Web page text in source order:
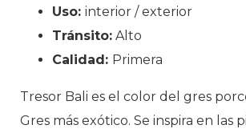
Uso: interior / exterior
Tránsito: Alto
Calidad: Primera
Tresor Bali es el color del gres
Gres más exótico. Se inspira en las